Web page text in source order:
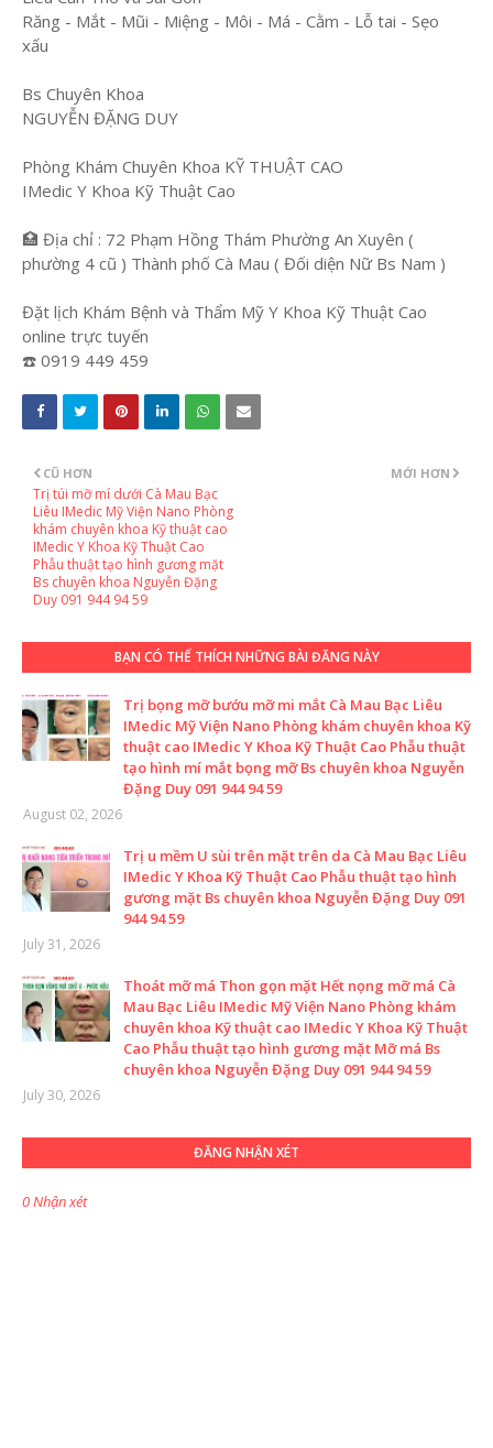
Răng - Mắt - Mũi - Miệng - Môi - Má - Cằm - Lỗ tai - Sẹo
xấu
Bs Chuyên Khoa
NGUYỄN ĐẶNG DUY
Phòng Khám Chuyên Khoa KỸ THUẬT CAO
IMedic Y Khoa Kỹ Thuật Cao
🏥 Địa chỉ : 72 Phạm Hồng Thám Phường An Xuyên (
phường 4 cũ ) Thành phố Cà Mau ( Đối diện Nữ Bs Nam )
Đặt lịch Khám Bệnh và Thẩm Mỹ Y Khoa Kỹ Thuật Cao
online trực tuyến
☎️ 0919 449 459
MỚI HƠN
CŨ HƠN
Trị túi mỡ mí dưới Cà Mau Bạc
Liêu IMedic Mỹ Viện Nano Phòng
khám chuyên khoa Kỹ thuật cao
IMedic Y Khoa Kỹ Thuật Cao
Phẫu thuật tạo hình gương mặt
Bs chuyên khoa Nguyễn Đặng
Duy 091 944 94 59
BẠN CÓ THỂ THÍCH NHỮNG BÀI ĐĂNG NÀY
Trị bọng mỡ bướu mỡ mi mắt Cà Mau Bạc Liêu
IMedic Mỹ Viện Nano Phòng khám chuyên khoa Kỹ
thuật cao IMedic Y Khoa Kỹ Thuật Cao Phẫu thuật
tạo hình mí mắt bọng mỡ Bs chuyên khoa Nguyễn
Đặng Duy 091 944 94 59
August 02, 2026
Trị u mềm U sùi trên mặt trên da Cà Mau Bạc Liêu
IMedic Y Khoa Kỹ Thuật Cao Phẫu thuật tạo hình
gương mặt Bs chuyên khoa Nguyễn Đặng Duy 091
944 94 59
July 31, 2026
Thoát mỡ má Thon gọn mặt Hết nọng mỡ má Cà
Mau Bạc Liêu IMedic Mỹ Viện Nano Phòng khám
chuyên khoa Kỹ thuật cao IMedic Y Khoa Kỹ Thuật
Cao Phẫu thuật tạo hình gương mặt Mỡ má Bs
chuyên khoa Nguyễn Đặng Duy 091 944 94 59
July 30, 2026
ĐĂNG NHẬN XÉT
0 Nhận xét